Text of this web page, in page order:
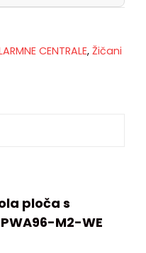
CENTRALE, Žičani
ploča s
M2-WE